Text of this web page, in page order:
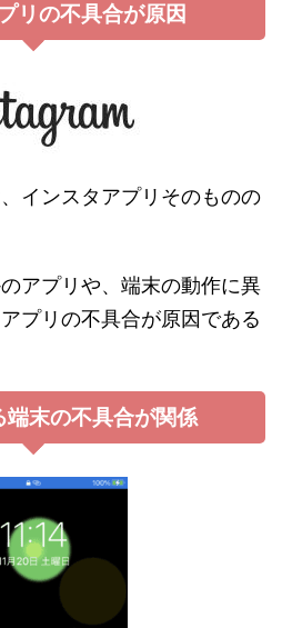
リの不具合が原因
インスタアプリそのものの
アプリや、端末の動作に異
プリの不具合が原因である
端末の不具合が関係